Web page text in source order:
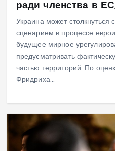
ради членства в
Украина может столкнуться
сценарием в процессе
будущее мирное
предусматривать
частью территорий. По
Фридриха…